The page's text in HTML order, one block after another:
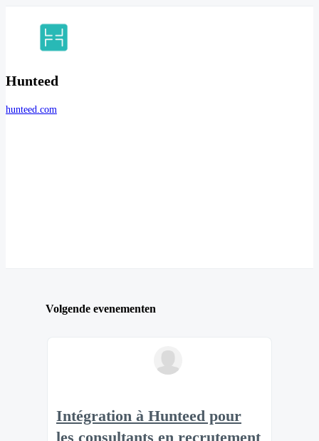
Hunteed
hunteed.com
Volgende evenementen
Intégration à Hunteed pour
les consultants en recrutement